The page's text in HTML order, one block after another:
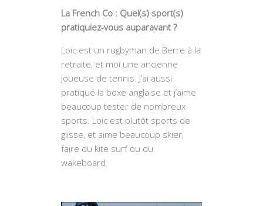
La French Co : Quel(s) sport(s)
pratiquiez-vous auparavant ?
Loic est un rugbyman de Berre à la
retraite, et moi une ancienne
joueuse de tennis. J’ai aussi
pratiqué la boxe anglaise et j’aime
beaucoup tester de nombreux
sports. Loic est plutôt sports de
glisse, et aime beaucoup skier,
faire du kite surf ou du
wakeboard.